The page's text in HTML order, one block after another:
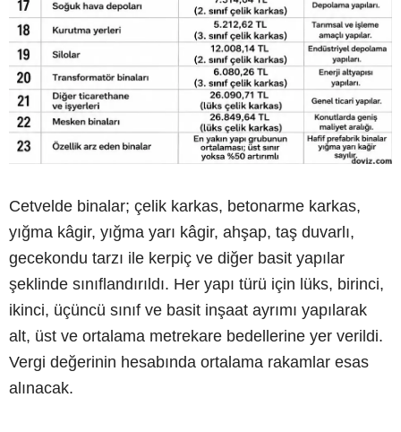
Cetvelde binalar; çelik karkas, betonarme karkas,
yığma kâgir, yığma yarı kâgir, ahşap, taş duvarlı,
gecekondu tarzı ile kerpiç ve diğer basit yapılar
şeklinde sınıflandırıldı. Her yapı türü için lüks, birinci,
ikinci, üçüncü sınıf ve basit inşaat ayrımı yapılarak
alt, üst ve ortalama metrekare bedellerine yer verildi.
Vergi değerinin hesabında ortalama rakamlar esas
alınacak.